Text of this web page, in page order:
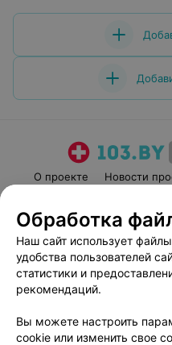
О проекте Новости
Пользовательское
Вакансии
Написать
Обработка
Обработка
Наш сайт использует
удобства пользователей
статистики и
рекомендаций.
Вы можете настроить
cookie или изменить свое